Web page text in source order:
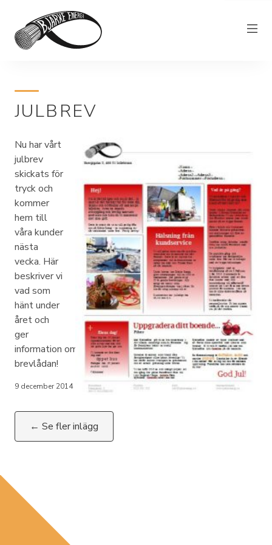
Elhandel
Övrig verksamhet
Om Bjärke Energi
Kundservice
Elproducent
JULBREV
Nu har vårt
julbrev
skickats för
tryck och
kommer
hem till
våra kunder
nästa
vecka. Här
beskriver vi
vad som
hänt under
året och
ger
information om hela vår verksamhet. Håll utkik i
brevlådan!
9 december 2014
← Se fler inlägg